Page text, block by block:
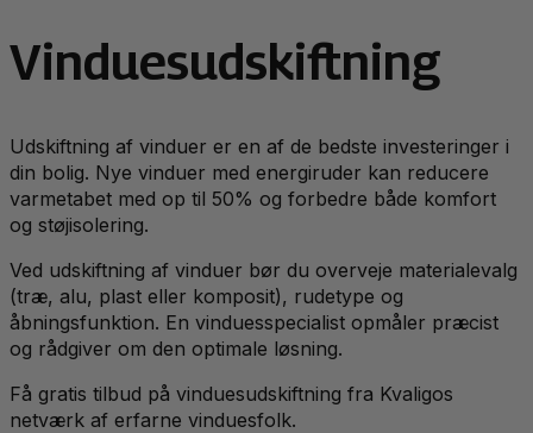
Vinduesudskiftning
Udskiftning af vinduer er en af de bedste investeringer i
din bolig. Nye vinduer med energiruder kan reducere
varmetabet med op til 50% og forbedre både komfort
og støjisolering.
Ved udskiftning af vinduer bør du overveje materialevalg
(træ, alu, plast eller komposit), rudetype og
åbningsfunktion. En vinduesspecialist opmåler præcist
og rådgiver om den optimale løsning.
Få gratis tilbud på vinduesudskiftning fra Kvaligos
netværk af erfarne vinduesfolk.